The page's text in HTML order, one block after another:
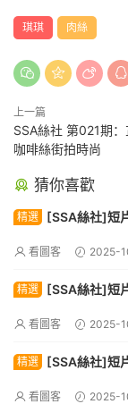
琪琪 肉絲
上一篇
SSA絲社 第021期
咖啡絲街拍時尚
猜你喜歡
精選 [SSA絲社]短
看圖客 2025-
精選 [SSA絲社]短
看圖客 2025-
精選 [SSA絲社]短
看圖客 2025-